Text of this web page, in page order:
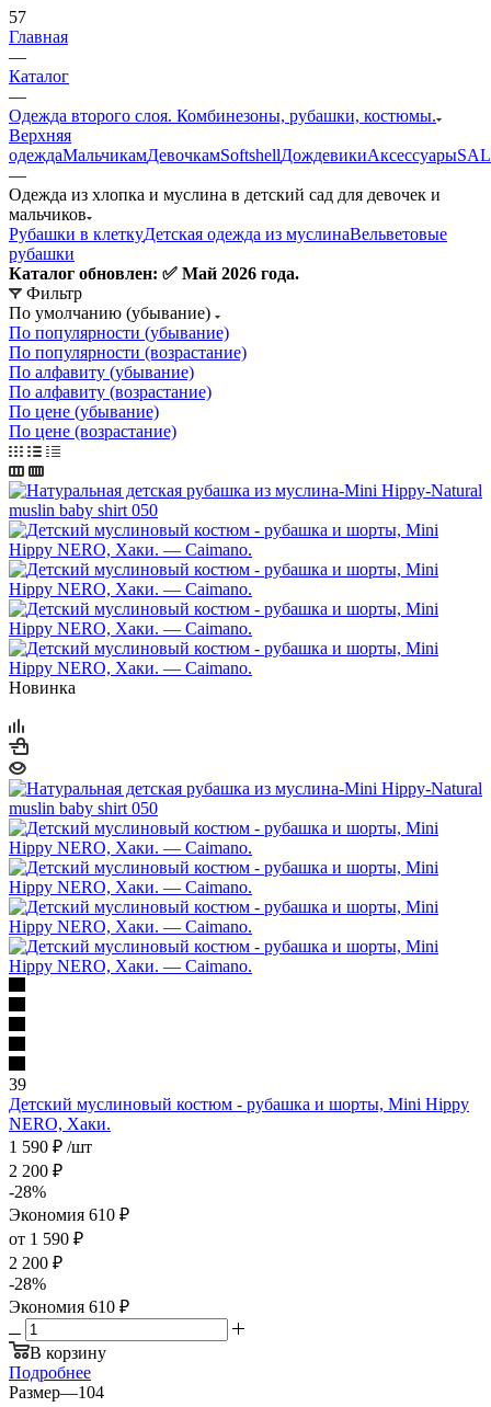
57
Главная
—
Каталог
—
Одежда второго слоя. Комбинезоны, рубашки, костюмы.
Верхняя
одеждаМальчикамДевочкамSoftshellДождевикиАксессуары
—
Одежда из хлопка и муслина в детский сад для девочек и
мальчиков
Рубашки в клеткуДетская одежда из муслинаВельветовые
рубашки
Каталог обновлен: ✅ Май 2026 года.
Фильтр
По умолчанию (убывание)
По популярности (убывание)
По популярности (возрастание)
По алфавиту (убывание)
По алфавиту (возрастание)
По цене (убывание)
По цене (возрастание)
Новинка
39
Детский муслиновый костюм - рубашка и шорты, Mini Hippy
NERO, Хаки.
1 590 ₽ /шт
2 200 ₽
-28%
Экономия 610 ₽
от 1 590 ₽
2 200 ₽
-28%
Экономия 610 ₽
В корзину
Подробнее
Размер—104